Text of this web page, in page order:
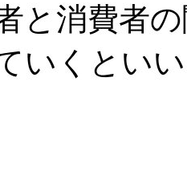
と消費者
いくとい